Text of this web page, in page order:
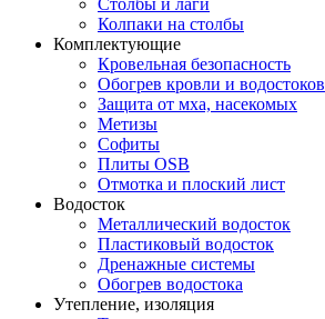
Колпаки на столбы
Комплектующие
Кровельная безопасность
Обогрев кровли и водостоков
Защита от мха, насекомых
Метизы
Софиты
Плиты OSB
Отмотка и плоский лист
Водосток
Металлический водосток
Пластиковый водосток
Дренажные системы
Обогрев водостока
Утепление, изоляция